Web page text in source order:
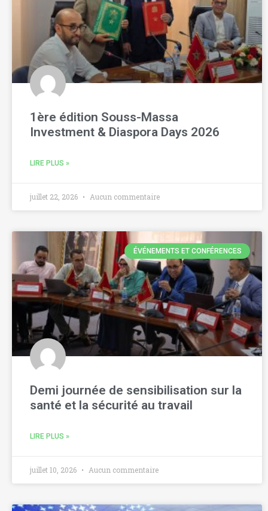
1ère édition Souss-Massa
Investment & Diaspora Days 2026
LIRE PLUS »
juillet 22, 2026 Aucun commentaire
ÉVÉNEMENTS ET CONFÉRENCES
Demi journée de sensibilisation sur la
santé et la sécurité au travail
LIRE PLUS »
juillet 10, 2026 Aucun commentaire